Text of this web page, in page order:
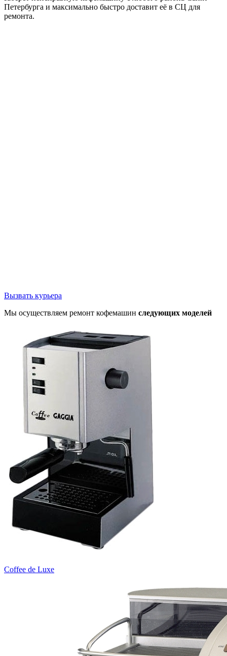
Петербурга и максимально быстро доставит её в СЦ для
ремонта.
Вызвать курьера
Мы осуществляем ремонт кофемашин следующих моделей
Coffee de Luxe